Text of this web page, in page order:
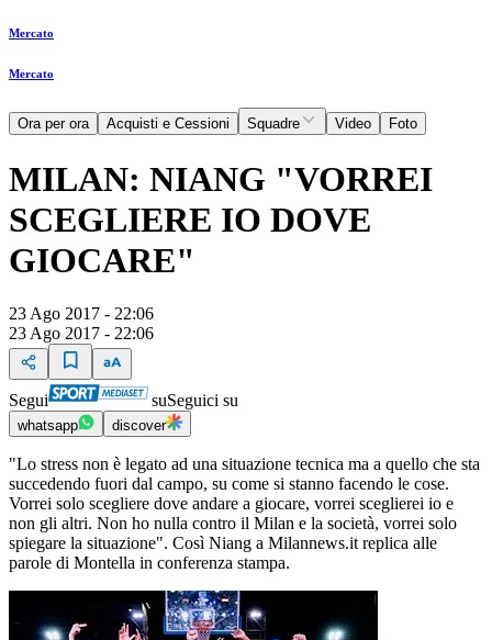
Mercato
Mercato
Ora per ora Acquisti e Cessioni Squadre Video Foto
MILAN: NIANG "VORREI
SCEGLIERE IO DOVE
GIOCARE"
23 Ago 2017 - 22:06
23 Ago 2017 - 22:06
Segui suSeguici su
whatsapp discover
"Lo stress non è legato ad una situazione tecnica ma a quello che sta
succedendo fuori dal campo, su come si stanno facendo le cose.
Vorrei solo scegliere dove andare a giocare, vorrei sceglierei io e
non gli altri. Non ho nulla contro il Milan e la società, vorrei solo
spiegare la situazione". Così Niang a Milannews.it replica alle
parole di Montella in conferenza stampa.